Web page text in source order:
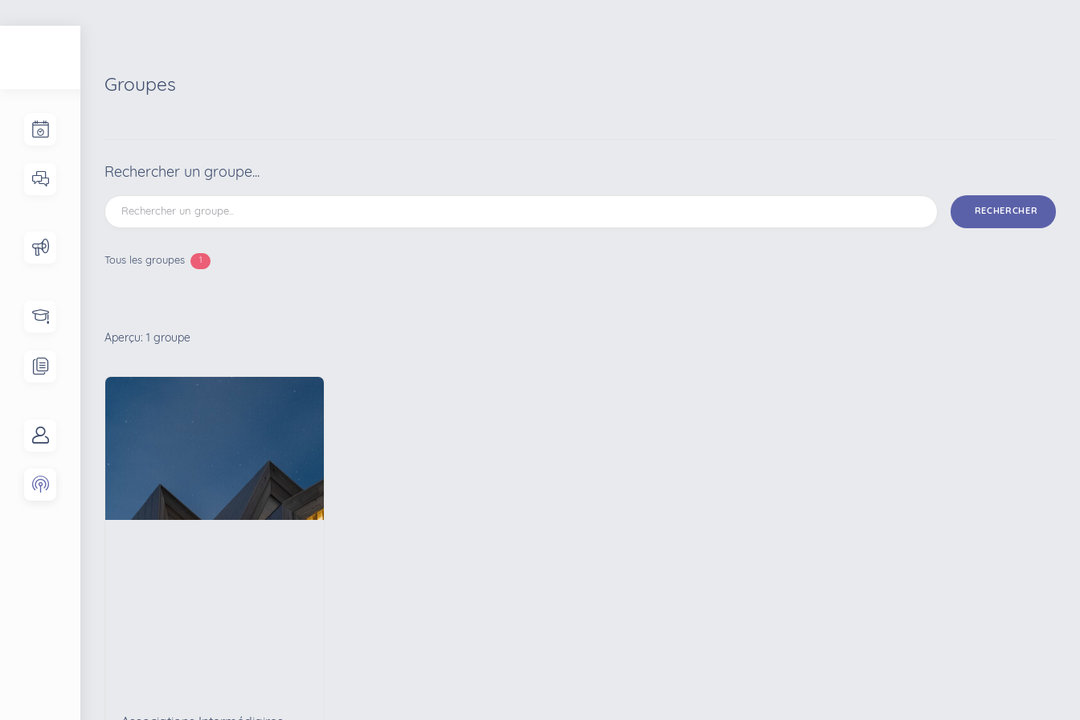
Groupes
Rechercher un groupe...
Tous les groupes 1
Annuaire
groupes
Aperçu: 1 groupe